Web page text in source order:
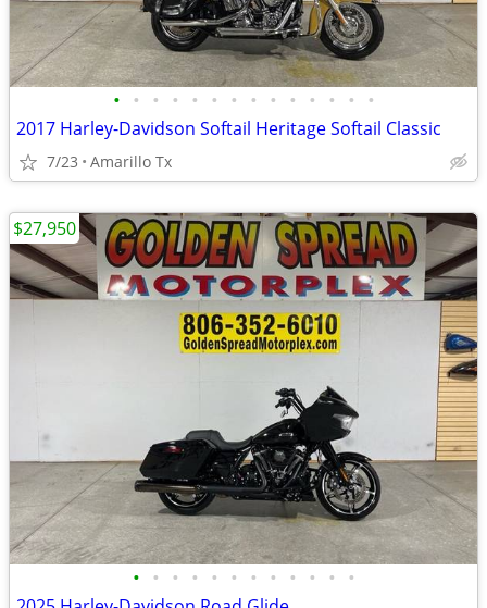
• • • • • • • • • • • • • •
2017 Harley-Davidson Softail Heritage Softail Classic
7/23 Amarillo Tx
• • • • • • • • • • • •
$27,950